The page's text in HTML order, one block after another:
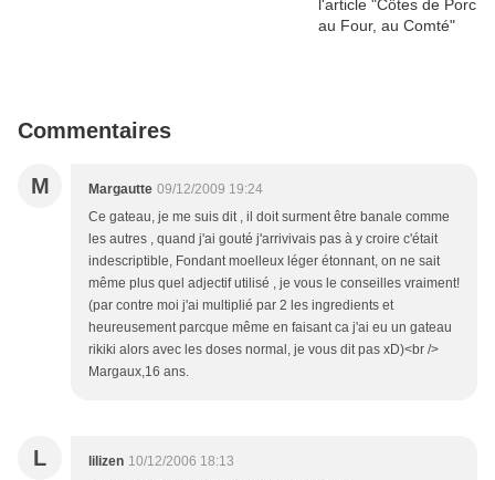
Commentaires
M Margautte 09/12/2009 19:24
Ce gateau, je me suis dit , il doit surment être banale comme
les autres , quand j'ai gouté j'arrivivais pas à y croire c'était
indescriptible, Fondant moelleux léger étonnant, on ne sait
même plus quel adjectif utilisé , je vous le conseilles vraiment!
(par contre moi j'ai multiplié par 2 les ingredients et
heureusement parcque même en faisant ca j'ai eu un gateau
rikiki alors avec les doses normal, je vous dit pas xD)<br />
Margaux,16 ans.
L lilizen 10/12/2006 18:13